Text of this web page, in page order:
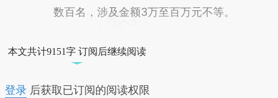
数百名，涉及金额3万至百万元不等。
本文共计9151字 订阅后继续阅读
登录后获取已订阅的阅读权限